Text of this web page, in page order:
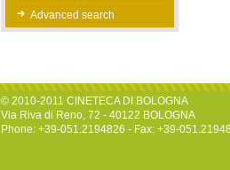
Advanced search
© 2010-2011 CINETECA DI BOLOGNA
Via Riva di Reno, 72 - 40122 BOLOGNA
Phone: +39-051.2194826 - Fax: +39-